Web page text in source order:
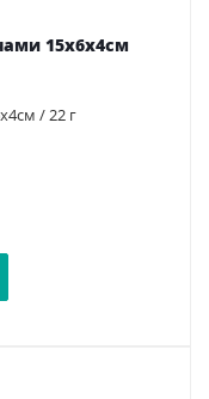
15х6х4см
/ 22 г